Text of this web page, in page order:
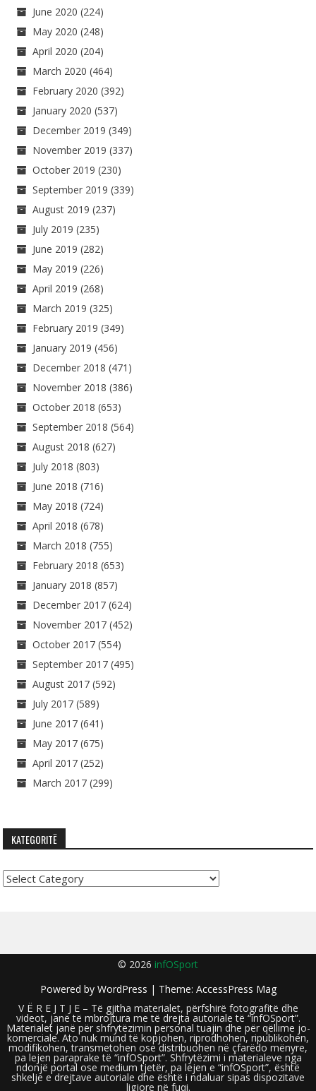
June 2020 (224)
May 2020 (248)
April 2020 (204)
March 2020 (464)
February 2020 (392)
January 2020 (537)
December 2019 (349)
November 2019 (337)
October 2019 (230)
September 2019 (339)
August 2019 (237)
July 2019 (235)
June 2019 (282)
May 2019 (226)
April 2019 (268)
March 2019 (325)
February 2019 (349)
January 2019 (456)
December 2018 (471)
November 2018 (386)
October 2018 (653)
September 2018 (564)
August 2018 (627)
July 2018 (803)
June 2018 (716)
May 2018 (724)
April 2018 (678)
March 2018 (755)
February 2018 (653)
January 2018 (857)
December 2017 (624)
November 2017 (452)
October 2017 (554)
September 2017 (495)
August 2017 (592)
July 2017 (589)
June 2017 (641)
May 2017 (675)
April 2017 (252)
March 2017 (299)
KATEGORITË
Kategoritë
© 2026 infOSport
Powered by WordPress | Theme: AccessPress Mag
V Ë R E J T J E – Të gjitha materialet, përfshirë fotografitë dhe
videot, janë të mbrojtura me të drejta autoriale të “infOSport”.
Materialet janë për shfrytëzimin personal tuajin dhe për qëllime jo-
komerciale. Ato nuk mund të kopjohen, riprodhohen, ripublikohen,
modifikohen, transmetohen ose distribuohen në çfarëdo mënyre,
pa lejen paraprake të “infOSport”. Shfrytëzimi i materialeve nga
ndonjë portal ose medium tjetër, pa lejen e “infOSport”, është
shkelje e drejtave autoriale dhe është i ndaluar sipas dispozitave
ligjore në fuqi.